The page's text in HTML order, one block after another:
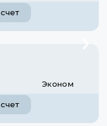
Эконом